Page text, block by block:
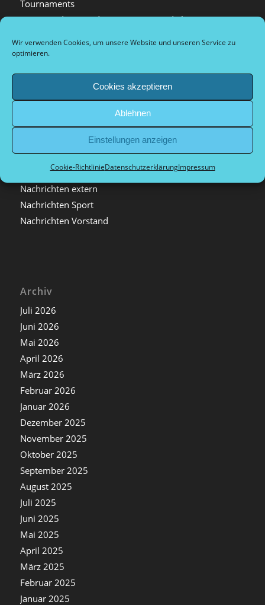
Wir verwenden Cookies, um unsere Website und unseren Service zu
optimieren.
Cookies akzeptieren
Ablehnen
Einstellungen anzeigen
Cookie-RichtlinieDatenschutzerklärungImpressum
Tournaments
Tournois de sport de compétition et de loisirs
Plan d’accès et informations sur la ville
Allgemein
Nachrichten extern
Nachrichten Sport
Nachrichten Vorstand
Archiv
Juli 2026
Juni 2026
Mai 2026
April 2026
März 2026
Februar 2026
Januar 2026
Dezember 2025
November 2025
Oktober 2025
September 2025
August 2025
Juli 2025
Juni 2025
Mai 2025
April 2025
März 2025
Februar 2025
Januar 2025